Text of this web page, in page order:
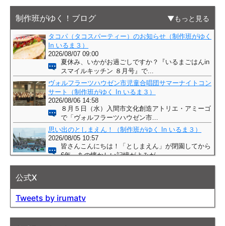
制作班がゆく！ブログ もっと見る
公式X
Tweets by irumatv